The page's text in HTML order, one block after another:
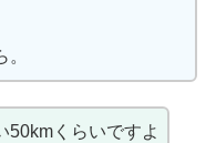
50kmくらいですよ